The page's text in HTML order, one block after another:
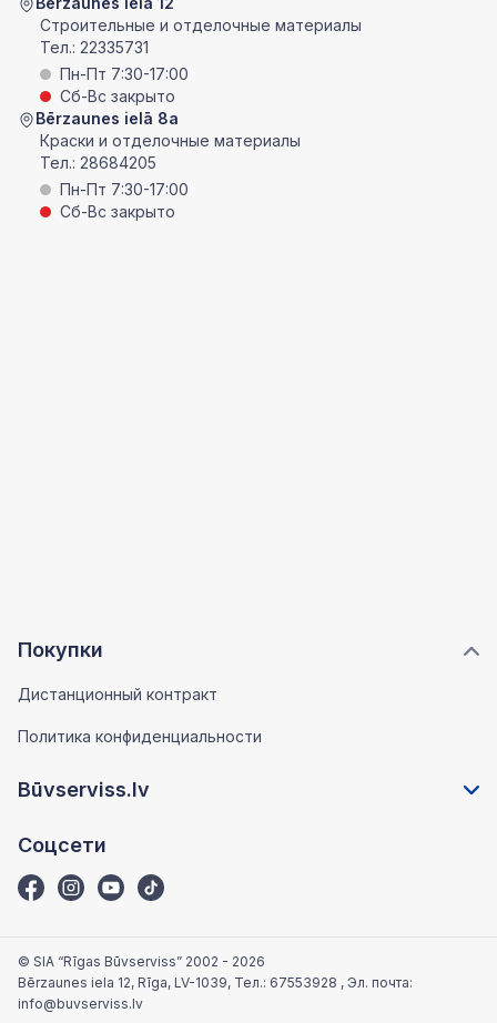
Покупки
Дистанционный контракт
Политика конфиденциальности
Būvserviss.lv
Соцсети
Строительные и отделочные материалы
Тел.: 22335731
Пн-Пт 7:30-17:00
Сб-Вс закрыто
Bērzaunes ielā 8a
Краски и отделочные материалы
Тел.: 28684205
Пн-Пт 7:30-17:00
Сб-Вс закрыто
© SIA “Rīgas Būvserviss” 2002 - 2026
Bērzaunes iela 12, Rīga, LV-1039, Тел.: 67553928 , Эл. почта:
info@buvserviss.lv